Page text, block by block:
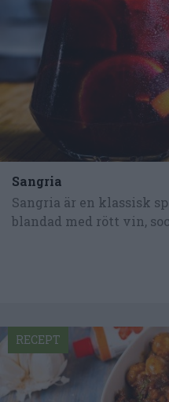
Sangria
Sangria är en klassisk
blandad med rött vin,
RECEPT